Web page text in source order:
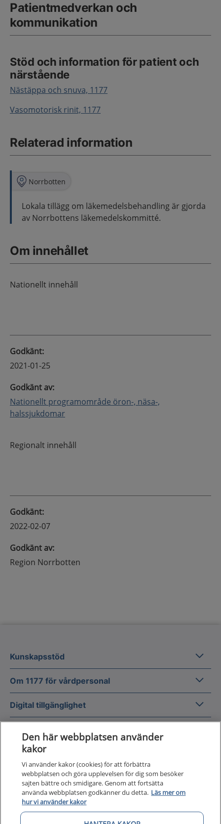
Patientmedverkan och
kommunikation
Stöd och information för patient och
närstående
Nästäppa och snuva, 1177
Vasomotorisk rinit, 1177
Relaterad information
Norrbotten
Lokala tillägg om läkemedelsbehandling är gjorda
av Norrbottens läkemedelskommitté.
Om innehållet
Nationellt innehåll
Godkänt:
2021-01-25
Godkänt av:
Nationellt programområde öron-, näsa-,
halssjukdomar
Regionalt innehåll
Godkänt:
2022-02-07
Godkänt av:
Region Norrbotten
Kunskapsstöd
Om 1177 för vårdpersonal Om
Digital tillgänglighet Digital
Till startsidan för 1177 för
för vårdpersonal
1177 för vårdpersonal samlar information
och nationella kunskapsstöd och är en del av
Den här webbplatsen använder
kakor
Vi använder kakor (cookies) för att förbättra
webbplatsen och göra upplevelsen för dig som besöker
sajten bättre och smidigare. Genom att fortsätta
använda webbplatsen godkänner du detta. Läs mer om
hur vi använder kakor